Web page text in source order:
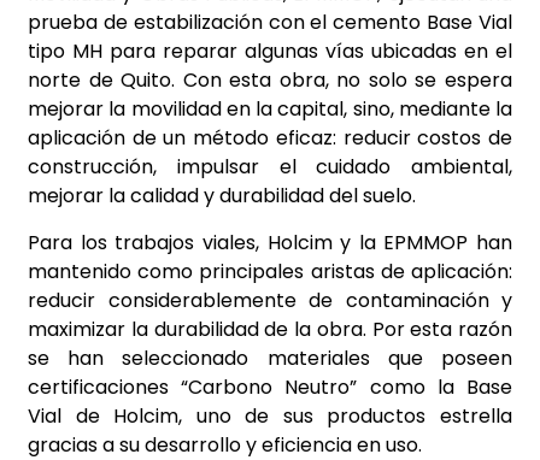
prueba de estabilización con el cemento Base Vial
tipo MH para reparar algunas vías ubicadas en el
norte de Quito. Con esta obra, no solo se espera
mejorar la movilidad en la capital, sino, mediante la
aplicación de un método eficaz: reducir costos de
construcción, impulsar el cuidado ambiental,
mejorar la calidad y durabilidad del suelo.
Para los trabajos viales, Holcim y la EPMMOP han
mantenido como principales aristas de aplicación:
reducir considerablemente de contaminación y
maximizar la durabilidad de la obra. Por esta razón
se han seleccionado materiales que poseen
certificaciones “Carbono Neutro” como la Base
Vial de Holcim, uno de sus productos estrella
gracias a su desarrollo y eficiencia en uso.